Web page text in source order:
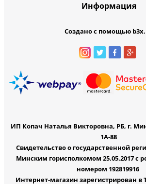
Информация
Создано с помощью
ИП Копач Наталья Викторовна, РБ, г.
1А-88
Свидетельство о государственной
Минским горисполкомом 25.05.2017 с
номером 192819916
Интернет-магазин зарегистрирован в